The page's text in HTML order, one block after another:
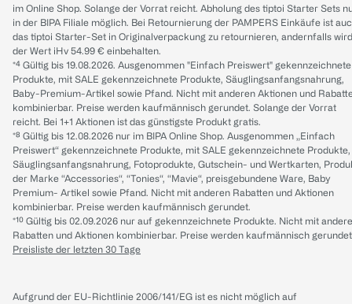
im Online Shop. Solange der Vorrat reicht. Abholung des tiptoi Starter Sets
in der BIPA Filiale möglich. Bei Retournierung der PAMPERS Einkäufe ist
das tiptoi Starter-Set in Originalverpackung zu retournieren, andernfalls wird
der Wert iHv 54.99 € einbehalten.
*⁴ Gültig bis 19.08.2026. Ausgenommen "Einfach Preiswert" gekennzeichnete
Produkte, mit SALE gekennzeichnete Produkte, Säuglingsanfangsnahrung,
Baby-Premium-Artikel sowie Pfand. Nicht mit anderen Aktionen und
kombinierbar. Preise werden kaufmännisch gerundet. Solange der Vorrat
reicht. Bei 1+1 Aktionen ist das günstigste Produkt gratis.
*⁸ Gültig bis 12.08.2026 nur im BIPA Online Shop. Ausgenommen „Einfach
Preiswert“ gekennzeichnete Produkte, mit SALE gekennzeichnete Produkte,
Säuglingsanfangsnahrung, Fotoprodukte, Gutschein- und Wertkarten,
der Marke “Accessories“, “Tonies“, “Mavie“, preisgebundene Ware, Baby
Premium- Artikel sowie Pfand. Nicht mit anderen Rabatten und Aktionen
kombinierbar. Preise werden kaufmännisch gerundet.
*¹⁰ Gültig bis 02.09.2026 nur auf gekennzeichnete Produkte. Nicht mit
Rabatten und Aktionen kombinierbar. Preise werden kaufmännisch
Preisliste der letzten 30 Tage
Aufgrund der EU-Richtlinie 2006/141/EG ist es nicht möglich auf